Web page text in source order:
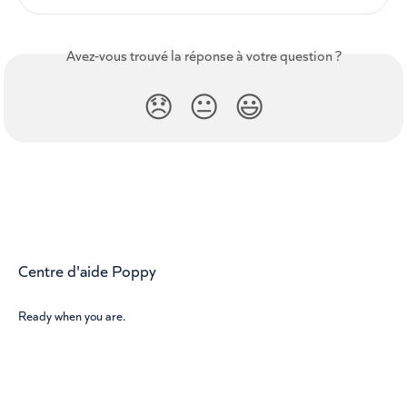
Avez-vous trouvé la réponse à votre question ?
😞 😐 😃
Centre d'aide Poppy
Ready when you are.